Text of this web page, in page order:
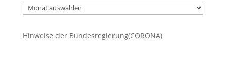
Ältere
Beiträge
Hinweise der Bundesregierung(CORONA)